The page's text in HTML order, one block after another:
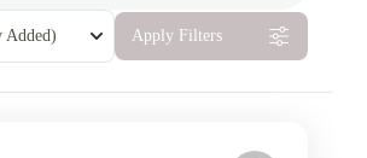
Added) Apply Filters